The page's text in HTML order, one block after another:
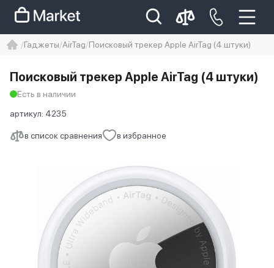
Iphone 14 pro max
айфон 14
Гаджеты AirTag Поисковый трекер Apple AirTag (4 штуки)
в список сравнения в избранное
Поисковый трекер Apple AirTag (4 штуки)
Есть в наличии
артикул: 4235